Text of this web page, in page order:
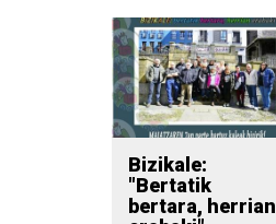
Bizikale:
"Bertatik
bertara, herrian